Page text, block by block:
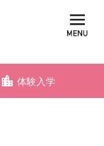
体験入学